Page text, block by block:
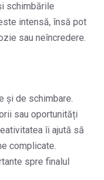
schimbările
intensă, însă pot
sau neîncredere.
și de schimbare.
sau oportunități
îi ajută să
complicate.
spre finalul